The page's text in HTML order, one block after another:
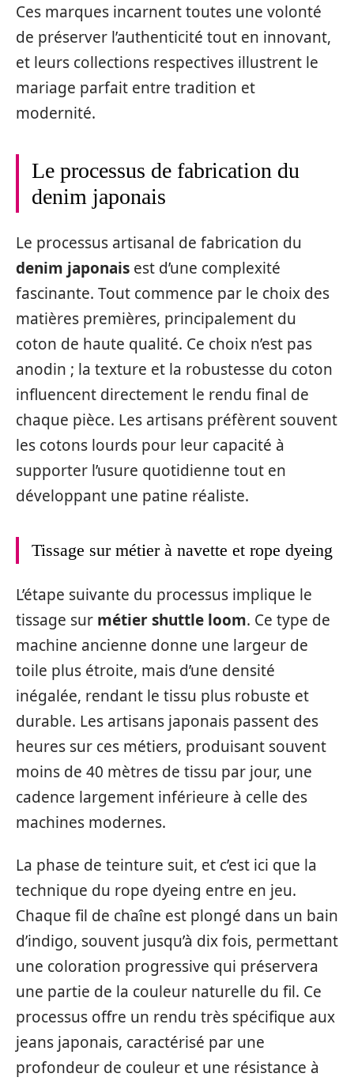
Ces marques incarnent toutes une volonté
de préserver l’authenticité tout en innovant,
et leurs collections respectives illustrent le
mariage parfait entre tradition et
modernité.
Le processus de fabrication du
denim japonais
Le processus artisanal de fabrication du
denim japonais est d’une complexité
fascinante. Tout commence par le choix des
matières premières, principalement du
coton de haute qualité. Ce choix n’est pas
anodin ; la texture et la robustesse du coton
influencent directement le rendu final de
chaque pièce. Les artisans préfèrent souvent
les cotons lourds pour leur capacité à
supporter l’usure quotidienne tout en
développant une patine réaliste.
Tissage sur métier à navette et rope dyeing
L’étape suivante du processus implique le
tissage sur métier shuttle loom. Ce type de
machine ancienne donne une largeur de
toile plus étroite, mais d’une densité
inégalée, rendant le tissu plus robuste et
durable. Les artisans japonais passent des
heures sur ces métiers, produisant souvent
moins de 40 mètres de tissu par jour, une
cadence largement inférieure à celle des
machines modernes.
La phase de teinture suit, et c’est ici que la
technique du rope dyeing entre en jeu.
Chaque fil de chaîne est plongé dans un bain
d’indigo, souvent jusqu’à dix fois, permettant
une coloration progressive qui préservera
une partie de la couleur naturelle du fil. Ce
processus offre un rendu très spécifique aux
jeans japonais, caractérisé par une
profondeur de couleur et une résistance à